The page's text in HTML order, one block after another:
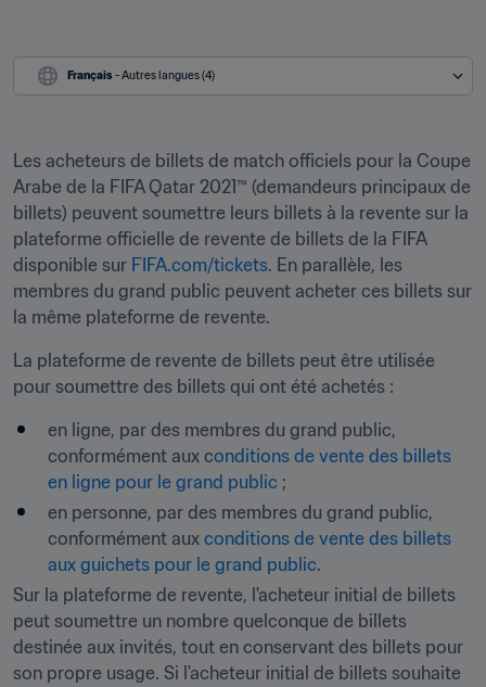
Français - Autres langues (4)
Les acheteurs de billets de match officiels pour la Coupe
Arabe de la FIFA Qatar 2021™ (demandeurs principaux de
billets) peuvent soumettre leurs billets à la revente sur la
plateforme officielle de revente de billets de la FIFA
disponible sur FIFA.com/tickets. En parallèle, les
membres du grand public peuvent acheter ces billets sur
la même plateforme de revente.
La plateforme de revente de billets peut être utilisée
pour soumettre des billets qui ont été achetés :
en ligne, par des membres du grand public,
conformément aux conditions de vente des billets
en ligne pour le grand public ;
en personne, par des membres du grand public,
conformément aux conditions de vente des billets
aux guichets pour le grand public.
Sur la plateforme de revente, l'acheteur initial de billets
peut soumettre un nombre quelconque de billets
destinée aux invités, tout en conservant des billets pour
son propre usage. Si l'acheteur initial de billets souhaite